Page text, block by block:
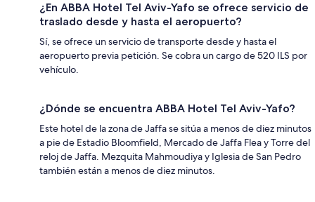
¿En ABBA Hotel Tel Aviv-Yafo se ofrece servicio de
traslado desde y hasta el aeropuerto?
Sí, se ofrece un servicio de transporte desde y hasta el
aeropuerto previa petición. Se cobra un cargo de 520 ILS por
vehículo.
¿Dónde se encuentra ABBA Hotel Tel Aviv-Yafo?
Este hotel de la zona de Jaffa se sitúa a menos de diez minutos
a pie de Estadio Bloomfield, Mercado de Jaffa Flea y Torre del
reloj de Jaffa. Mezquita Mahmoudiya y Iglesia de San Pedro
también están a menos de diez minutos.